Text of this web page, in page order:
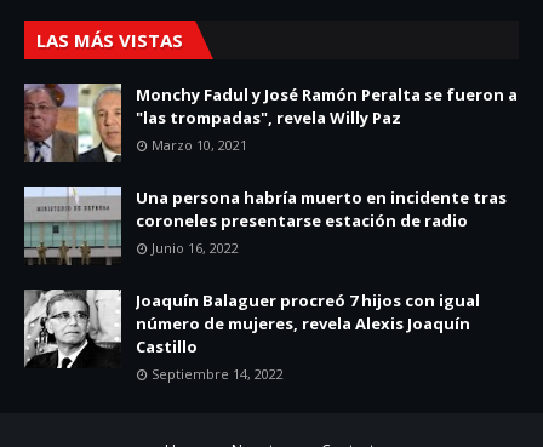
LAS MÁS VISTAS
Monchy Fadul y José Ramón Peralta se fueron a
"las trompadas", revela Willy Paz
Marzo 10, 2021
Una persona habría muerto en incidente tras
coroneles presentarse estación de radio
Junio 16, 2022
Joaquín Balaguer procreó 7 hijos con igual
número de mujeres, revela Alexis Joaquín
Castillo
Septiembre 14, 2022